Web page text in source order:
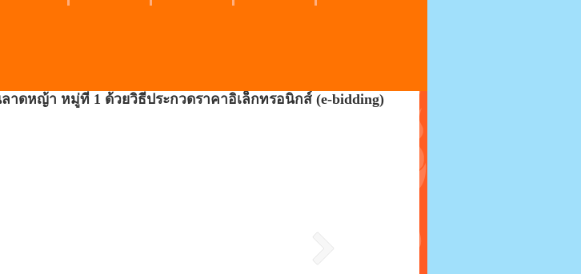
าดหญ้า หมู่ที่ 1 ด้วยวิธีประกวดราคาอิเล็กทรอนิกส์ (e-bidding)